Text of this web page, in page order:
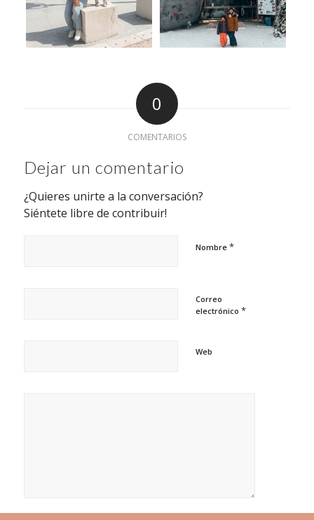
0
COMENTARIOS
Dejar un comentario
¿Quieres unirte a la conversación?
Siéntete libre de contribuir!
Nombre *
Correo
electrónico *
Web